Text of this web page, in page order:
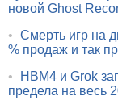
новой Ghost
• Смерть игр на
% продаж и так
•
HBM4 и Grok
предела на весь